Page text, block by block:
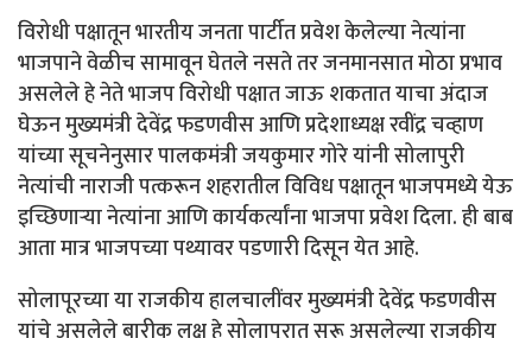
विरोधी पक्षातून भारतीय जनता पार्टीत प्रवेश केलेल्या नेत्यांना
भाजपाने वेळीच सामावून घेतले नसते तर जनमानसात मोठा प्रभाव
असलेले हे नेते भाजप विरोधी पक्षात जाऊ शकतात याचा अंदाज
घेऊन मुख्यमंत्री देवेंद्र फडणवीस आणि प्रदेशाध्यक्ष रवींद्र चव्हाण
यांच्या सूचनेनुसार पालकमंत्री जयकुमार गोरे यांनी सोलापुरी
नेत्यांची नाराजी पत्करून शहरातील विविध पक्षातून भाजपमध्ये येऊ
इच्छिणाऱ्या नेत्यांना आणि कार्यकर्त्यांना भाजपा प्रवेश दिला. ही बाब
आता मात्र भाजपच्या पथ्यावर पडणारी दिसून येत आहे.
सोलापूरच्या या राजकीय हालचालींवर मुख्यमंत्री देवेंद्र फडणवीस